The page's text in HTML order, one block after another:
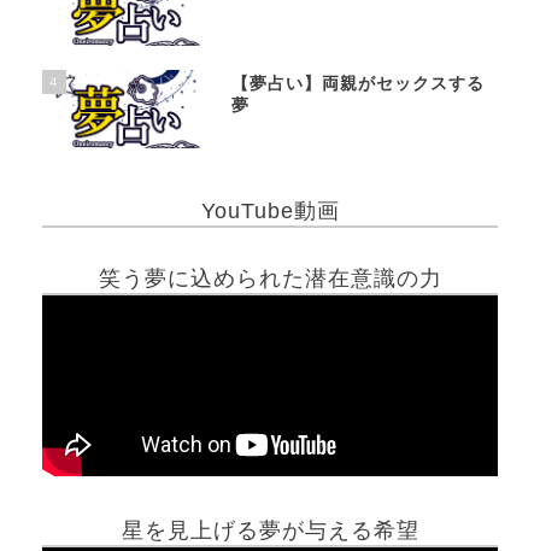
4
【夢占い】両親がセックスする
夢
YouTube動画
笑う夢に込められた潜在意識の力
星を見上げる夢が与える希望